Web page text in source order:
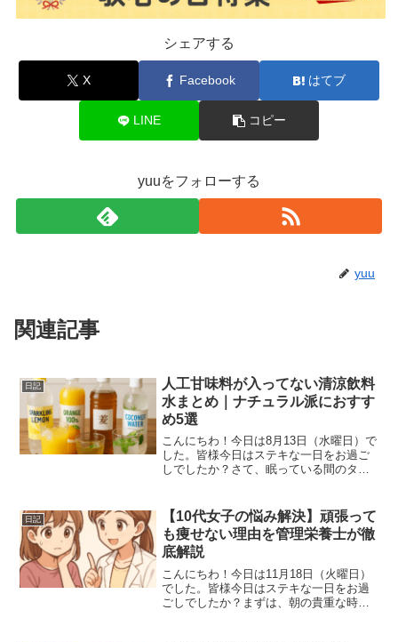
シェアする
X Facebook はてブ
LINE コピー
yuuをフォローする
yuu
関連記事
日記
人工甘味料が入ってない清涼飲料
水まとめ｜ナチュラル派におすす
め5選
こんにちわ！今日は8月13日（水曜日）で
した。皆様今日はステキな一日をお過ご
しでしたか？さて、眠っている間のタン
ン プロテインパウダー プレーン補給量は
３０ｇ眠っている...
日記
【10代女子の悩み解決】頑張って
も痩せない理由を管理栄養士が徹
底解説
こんにちわ！今日は11月18日（火曜日）
でした。皆様今日はステキな一日をお過
ごしでしたか？まずは、朝の貴重な時間